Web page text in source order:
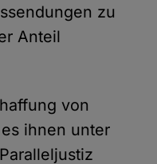
zu
Anteil
von
ihnen unter